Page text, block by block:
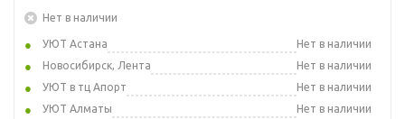
Нет в наличии
УЮТ Астана
Нет в наличии
Новосибирск, Лента
Нет в наличии
УЮТ в тц Апорт
Нет в наличии
УЮТ Алматы
Нет в наличии